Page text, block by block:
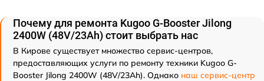
Почему для ремонта Kugoo G-Booster Jilong
2400W (48V/23Ah) стоит выбрать нас
В Кирове существует множество сервис-центров,
предоставляющих услуги по ремонту техники Kugoo G-
Booster Jilong 2400W (48V/23Ah). Однако наш сервис-центр